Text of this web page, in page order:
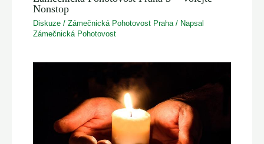
Nonstop
Diskuze /Zámečnická Pohotovost Praha / Napsal
Zámečnická Pohotovost